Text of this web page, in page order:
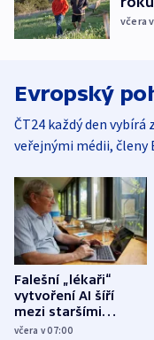
včera
Evropský
ČT24 každý den
veřejnými médii, členy
Falešní „lékaři“
vytvoření AI šíří
mezi staršími
Poláky nebezpečné
včera v 07:00